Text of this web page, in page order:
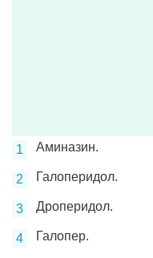
Аминазин.
Галоперидол.
Дроперидол.
Галопер.